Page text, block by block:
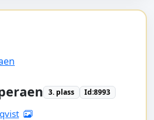
3. plass Id:8993